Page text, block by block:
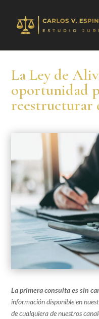
La Ley de
oportunidad
reestructurar
La primera consulta es sin
información disponible en
de cualquiera de nuestros